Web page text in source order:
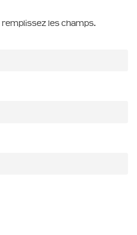
les champs.